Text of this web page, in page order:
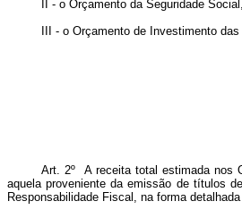
II - o Orçamento da Seguridade
III - o Orçamento de Investimento
Art. 2º
A receita total estimada nos
aquela proveniente da emissão de títulos
Responsabilidade Fiscal, na forma